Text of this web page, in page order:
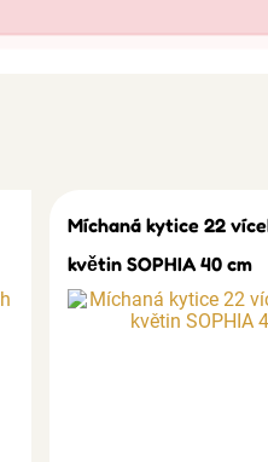
Míchaná kytice 22
květin SOPHIA 40 cm